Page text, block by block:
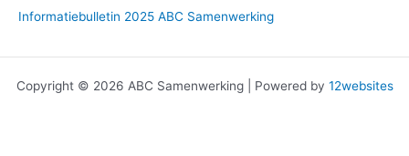
Informatiebulletin 2025 ABC Samenwerking
Copyright © 2026 ABC Samenwerking | Powered by 12websites